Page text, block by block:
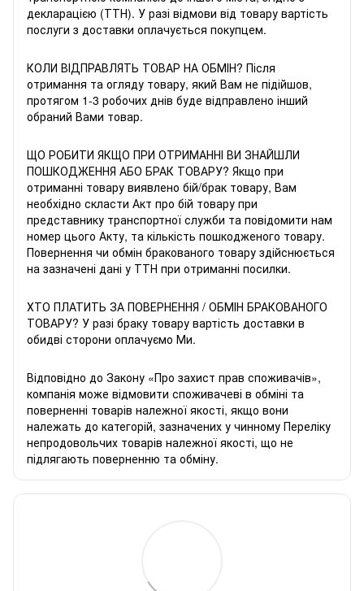
декларацією (ТТН). У разі відмови від товару вартість
послуги з доставки оплачується покупцем.
КОЛИ ВІДПРАВЛЯТЬ ТОВАР НА ОБМІН? Після
отримання та огляду товару, який Вам не підійшов,
протягом 1-3 робочих днів буде відправлено інший
обраний Вами товар.
ЩО РОБИТИ ЯКЩО ПРИ ОТРИМАННІ ВИ ЗНАЙШЛИ
ПОШКОДЖЕННЯ АБО БРАК ТОВАРУ? Якщо при
отриманні товару виявлено бій/брак товару, Вам
необхідно скласти Акт про бій товару при
представнику транспортної служби та повідомити нам
номер цього Акту, та кількість пошкодженого товару.
Повернення чи обмін бракованого товару здійснюється
на зазначені дані у ТТН при отриманні посилки.
ХТО ПЛАТИТЬ ЗА ПОВЕРНЕННЯ / ОБМІН БРАКОВАНОГО
ТОВАРУ? У разі браку товару вартість доставки в
обидві сторони оплачуємо Ми.
Відповідно до Закону «Про захист прав споживачів»,
компанія може відмовити споживачеві в обміні та
поверненні товарів належної якості, якщо вони
належать до категорій, зазначених у чинному Переліку
непродовольчих товарів належної якості, що не
підлягають поверненню та обміну.